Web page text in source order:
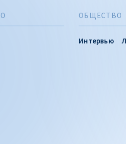
ОБЩЕСТВО
Интервью